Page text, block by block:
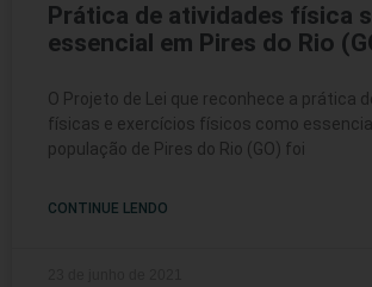
Prática de atividades física
essencial em Pires do Rio
O Projeto de Lei que reconhece a prática
físicas e exercícios físicos como
população de Pires do Rio (GO) foi
CONTINUE LENDO